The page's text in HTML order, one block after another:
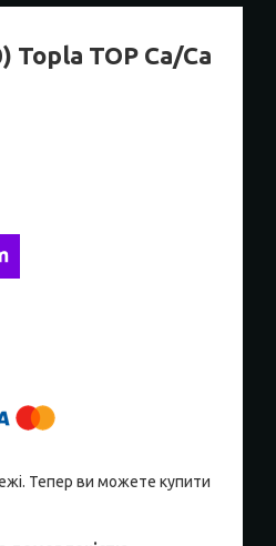
Topla TOP Ca/Ca
Тепер ви можете купити